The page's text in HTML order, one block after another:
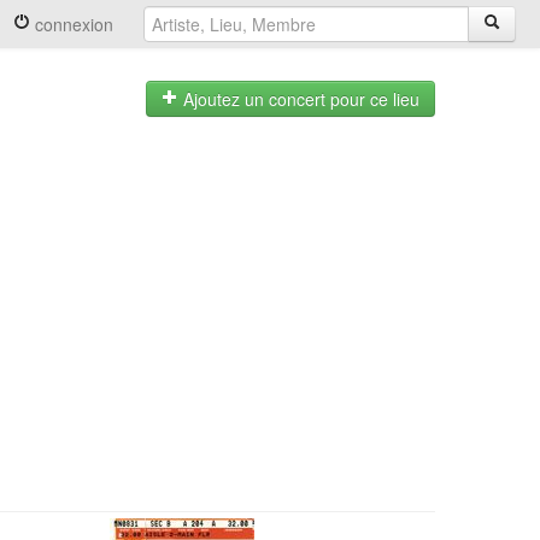
connexion
Ajoutez un concert pour ce lieu